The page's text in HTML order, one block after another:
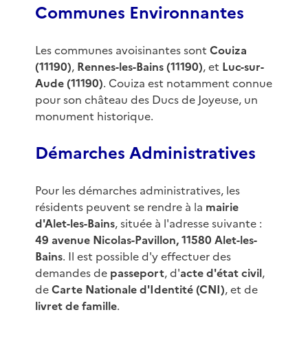
Communes Environnantes
Les communes avoisinantes sont Couiza
(11190), Rennes-les-Bains (11190), et Luc-sur-
Aude (11190). Couiza est notamment connue
pour son château des Ducs de Joyeuse, un
monument historique.
Démarches Administratives
Pour les démarches administratives, les
résidents peuvent se rendre à la mairie
d'Alet-les-Bains, située à l'adresse suivante :
49 avenue Nicolas-Pavillon, 11580 Alet-les-
Bains. Il est possible d'y effectuer des
demandes de passeport, d'acte d'état civil,
deCarte Nationale d'Identité (CNI), et de
livret de famille.